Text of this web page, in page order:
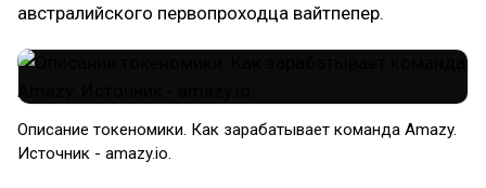
австралийского первопроходца вайтпепер.
Описание токеномики. Как зарабатывает команда Amazy.
Источник - amazy.io.